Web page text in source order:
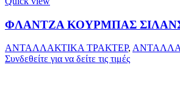
ΦΛΑΝΤΖΑ ΚΟΥΡΜΠΑΣ
ΑΝΤΑΛΛΑΚΤΙΚΑ ΤΡΑΚΤΕΡ,
Συνδεθείτε για να δείτε τις τιμές